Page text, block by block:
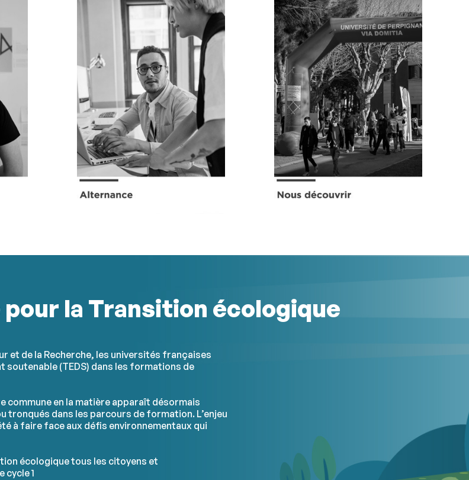
pour la Transition écologique
et de la Recherche, les universités françaises
(TEDS) dans les formations de
commune en la matière apparaît désormais
dans les parcours de formation. L’enjeu
à faire face aux défis environnementaux qui
écologique tous les citoyens et
cycle 1